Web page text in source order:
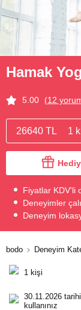
Hamak
5.00 (12
26640 TL 1
Fiyatlar KDV'li
Deneyimler
Deneyim
bodo Deneyim
1 kişi
30.11.2026
kullanınız